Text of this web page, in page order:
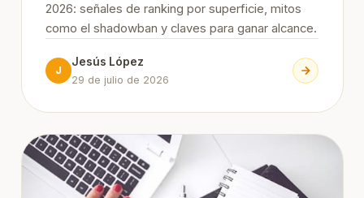
2026: señales de ranking por superficie, mitos
como el shadowban y claves para ganar alcance.
J
Jesús López
29 de julio de 2026